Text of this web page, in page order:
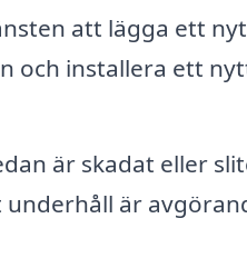
att lägga ett
och installera ett
är skadat eller
är